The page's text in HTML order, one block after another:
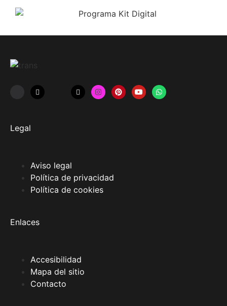
Legal
Aviso legal
Política de privacidad
Política de cookies
Enlaces
Accesibilidad
Mapa del sitio
Contacto